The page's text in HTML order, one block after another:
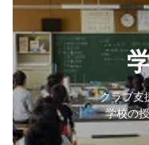
クラブ支
学校の